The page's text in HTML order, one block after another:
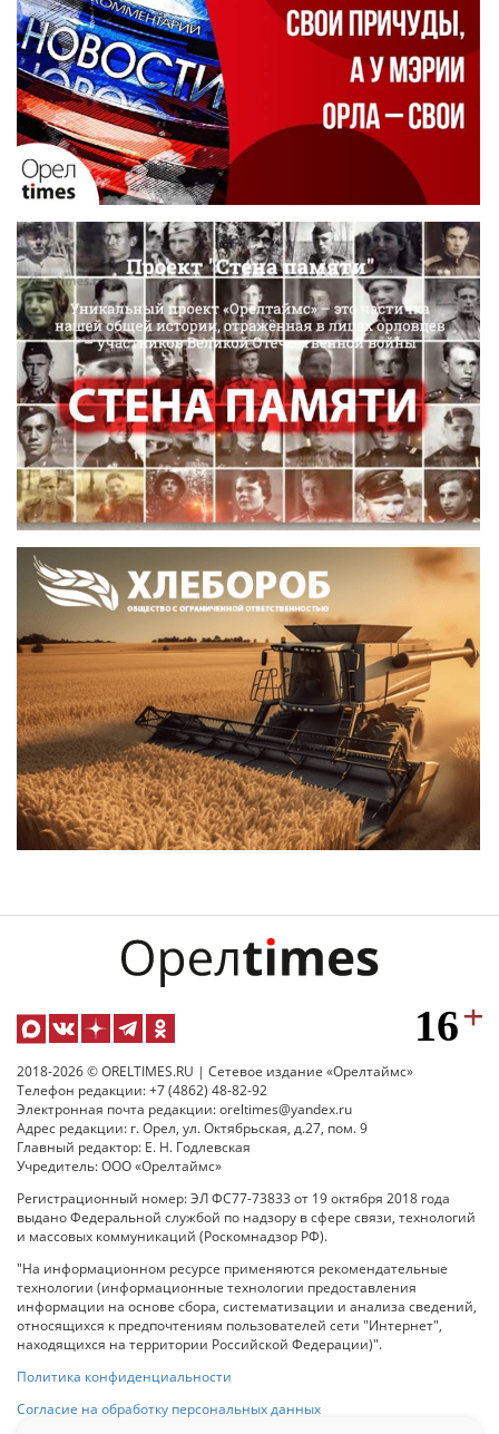
2018-2026 © ORELTIMES.RU | Сетевое издание «Орелтаймс»
Телефон редакции: +7 (4862) 48-82-92
Электронная почта редакции: oreltimes@yandex.ru
Адрес редакции: г. Орел, ул. Октябрьская, д.27, пом. 9
Главный редактор: Е. Н. Годлевская
Учредитель: ООО «Орелтаймс»
Регистрационный номер: ЭЛ ФС77-73833 от 19 октября 2018 года
выдано Федеральной службой по надзору в сфере связи, технологий
и массовых коммуникаций (Роскомнадзор РФ).
"На информационном ресурсе применяются рекомендательные
технологии (информационные технологии предоставления
информации на основе сбора, систематизации и анализа сведений,
относящихся к предпочтениям пользователей сети "Интернет",
находящихся на территории Российской Федерации)".
Политика конфиденциальности
Согласие на обработку персональных данных